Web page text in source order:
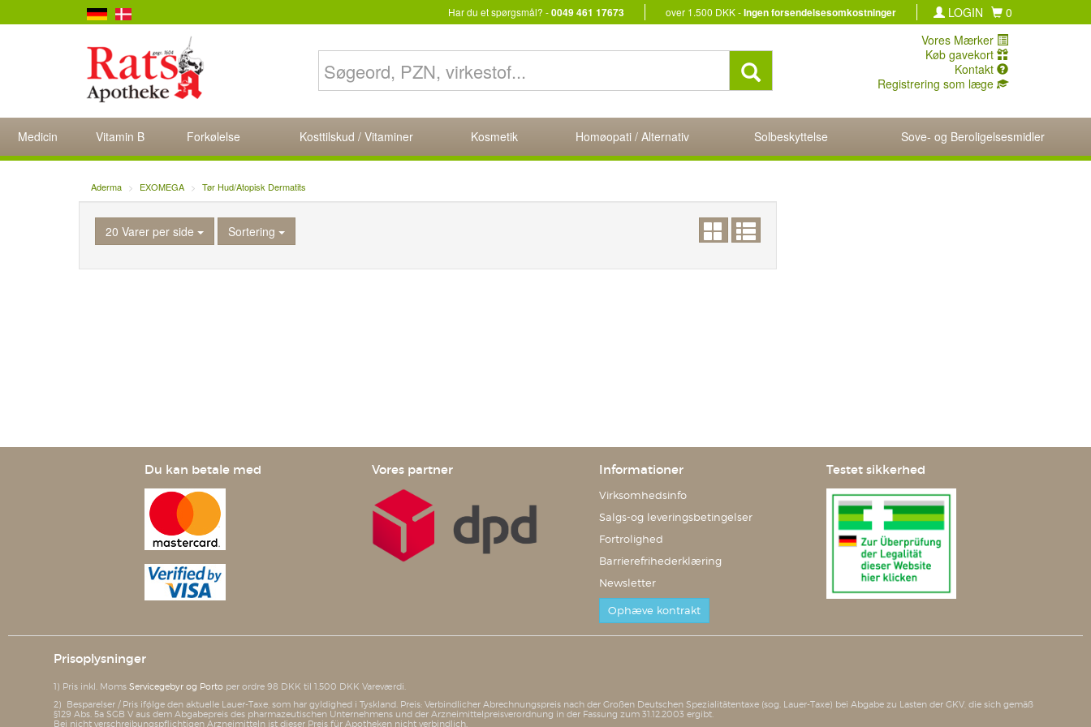
Har du et spørgsmål? -0049 461 17673 over 1.500 DKK -Ingen forsendelsesomkostninger LOGIN
0
Vores Mærker
Køb gavekort
Kontakt
Registrering som læge
Medicin Vitamin B Forkølelse Kosttilskud / Vitaminer Kosmetik Homøopati / Alternativ Solbeskyttelse Sove- og Beroligelsesmidler
Aderma EXOMEGA Tør Hud/Atopisk Dermatits
20 Varer per side Sortering
Du kan betale med Vores partner Informationer
Virksomhedsinfo
Salgs-og leveringsbetingelser
Fortrolighed
Barrierefrihederklæring
Newsletter
Ophæve kontrakt
Testet sikkerhed
Prisoplysninger
1) Pris inkl. Moms Servicegebyr og Porto per ordre 98 DKK til 1.500 DKK Vareværdi.
2) Besparelser / Pris ifølge den aktuelle Lauer-Taxe, som har gyldighed i Tyskland. Preis: Verbindlicher Abrechnungspreis nach der Großen Deutschen Spezialitätentaxe (sog. Lauer-Taxe) bei Abgabe zu Lasten der GKV, die sich gemäß
§129 Abs. 5a SGB V aus dem Abgabepreis des pharmazeutischen Unternehmens und der Arzneimittelpreisverordnung in der Fassung zum 31.12.2003 ergibt.
Bei nicht verschreibungspflichtigen Arzneimitteln ist dieser Preis für Apotheken nicht verbindlich.